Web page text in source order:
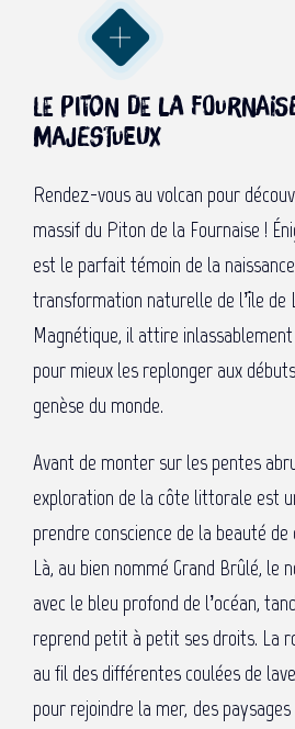
Le Piton de la
majestueux
Rendez-vous au volcan pour
massif du Piton de la Fournaise !
est le parfait témoin de la
transformation naturelle de l’île de
Magnétique, il attire
pour mieux les replonger aux
genèse du monde.
Avant de monter sur les pentes
exploration de la côte littorale est
prendre conscience de la beauté
Là, au bien nommé Grand Brûlé, le
avec le bleu profond de l’océan,
reprend petit à petit ses droits. La
au fil des différentes coulées de
pour rejoindre la mer, des